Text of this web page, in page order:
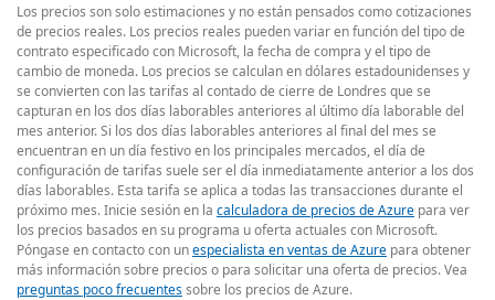
Los precios son solo estimaciones y no están pensados como cotizaciones
de precios reales. Los precios reales pueden variar en función del tipo de
contrato especificado con Microsoft, la fecha de compra y el tipo de
cambio de moneda. Los precios se calculan en dólares estadounidenses y
se convierten con las tarifas al contado de cierre de Londres que se
capturan en los dos días laborables anteriores al último día laborable del
mes anterior. Si los dos días laborables anteriores al final del mes se
encuentran en un día festivo en los principales mercados, el día de
configuración de tarifas suele ser el día inmediatamente anterior a los dos
días laborables. Esta tarifa se aplica a todas las transacciones durante el
próximo mes. Inicie sesión en la calculadora de precios de Azure para ver
los precios basados en su programa u oferta actuales con Microsoft.
Póngase en contacto con unespecialista en ventas de Azure para obtener
más información sobre precios o para solicitar una oferta de precios. Vea
preguntas poco frecuentessobre los precios de Azure.